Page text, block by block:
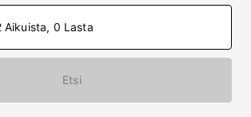
Aikuista, 0 Lasta
Etsi